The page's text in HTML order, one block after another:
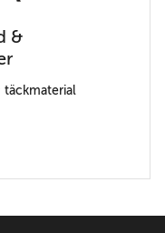
&
täckmaterial